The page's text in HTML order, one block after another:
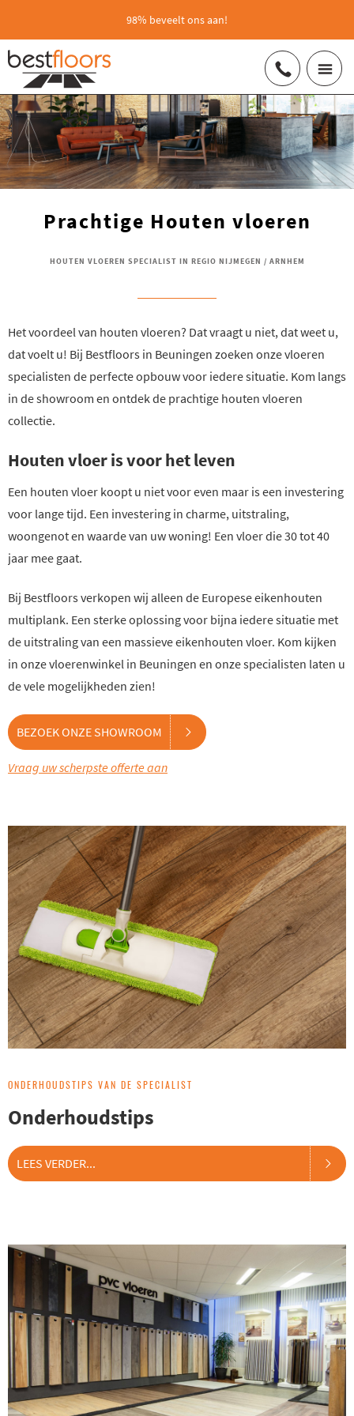
98% beveelt ons aan!
Prachtige Houten vloeren
HOUTEN VLOEREN SPECIALIST IN REGIO NIJMEGEN / ARNHEM
Het voordeel van houten vloeren? Dat vraagt u niet, dat weet u,
dat voelt u! Bij Bestfloors in Beuningen zoeken onze vloeren
specialisten de perfecte opbouw voor iedere situatie. Kom langs
in de showroom en ontdek de prachtige houten vloeren
collectie.
Houten vloer is voor het leven
Een houten vloer koopt u niet voor even maar is een investering
voor lange tijd. Een investering in charme, uitstraling,
woongenot en waarde van uw woning! Een vloer die 30 tot 40
jaar mee gaat.
Bij Bestfloors verkopen wij alleen de Europese eikenhouten
multiplank. Een sterke oplossing voor bijna iedere situatie met
de uitstraling van een massieve eikenhouten vloer. Kom kijken
in onze vloerenwinkel in Beuningen en onze specialisten laten u
de vele mogelijkheden zien!
BEZOEK ONZE SHOWROOM
Vraag uw scherpste offerte aan
ONDERHOUDSTIPS VAN DE SPECIALIST
Onderhoudstips
LEES VERDER...